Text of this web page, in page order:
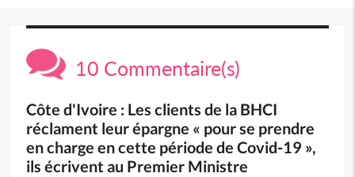
10 Commentaire(s)
Côte d'Ivoire : Les clients de la BHCI
réclament leur épargne « pour se prendre
en charge en cette période de Covid-19 »,
ils écrivent au Premier Ministre